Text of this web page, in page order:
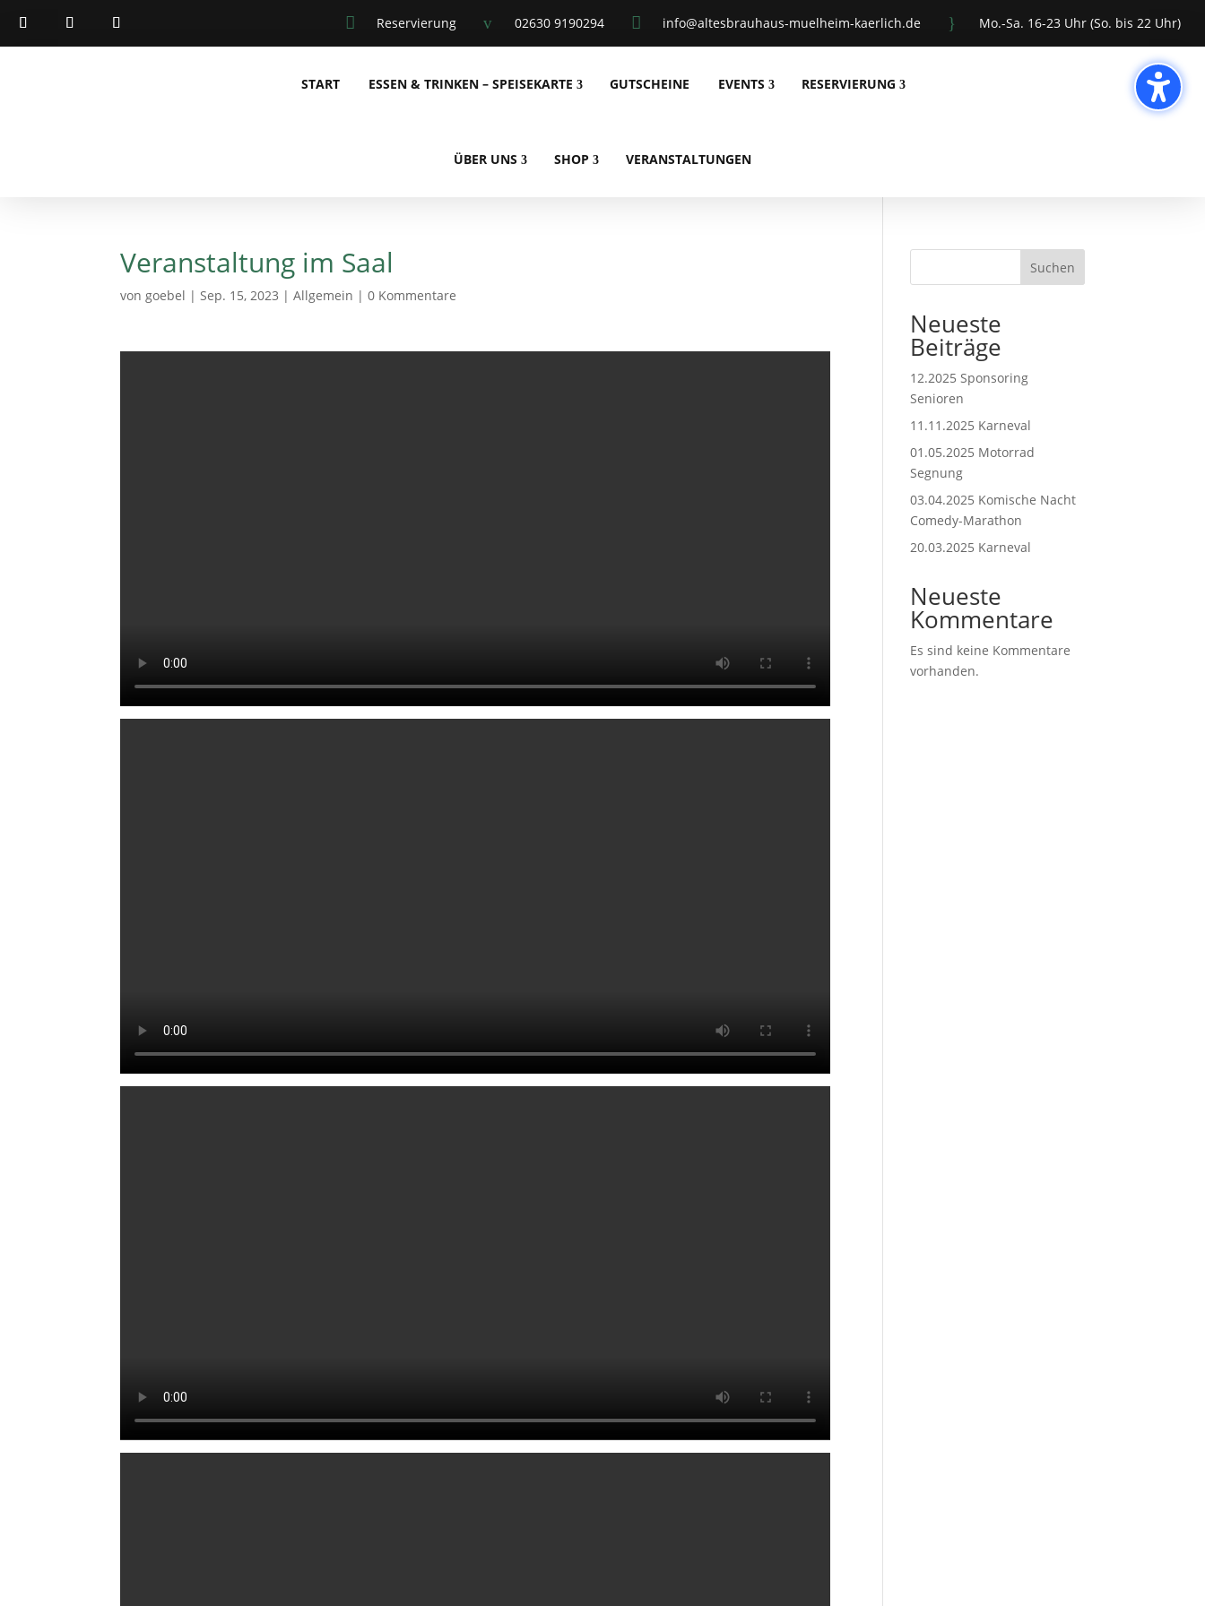
} Mo.-Sa. 16-23 Uhr (So. bis 22 Uhr)
 info@altesbrauhaus-muelheim-kaerlich.de
v 02630 9190294
 Reservierung
START ESSEN & TRINKEN – SPEISEKARTE GUTSCHEINE EVENTS RESERVIERUNG
ÜBER UNS SHOP VERANSTALTUNGEN
Veranstaltung im Saal
vongoebel |Sep. 15, 2023 |Allgemein |0 Kommentare
Suchen
Neueste
Beiträge
12.2025 Sponsoring
Senioren
11.11.2025 Karneval
01.05.2025 Motorrad
Segnung
03.04.2025 Komische Nacht
Comedy-Marathon
20.03.2025 Karneval
Neueste
Kommentare
Es sind keine Kommentare
vorhanden.